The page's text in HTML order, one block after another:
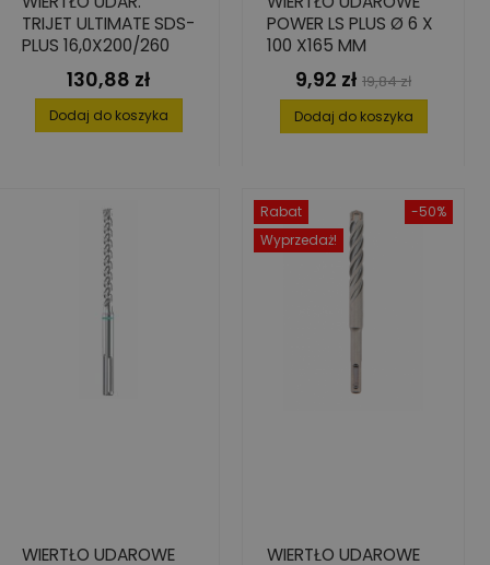
TRIJET ULTIMATE SDS-
PLUS 16,0X200/260
Cena
130,88 zł
Dodaj do koszyka
POWER LS PLUS Ø 6 X
100 X165 MM
Cena
9,92 zł Cena
podstawowa
19,84 zł
Dodaj do koszyka
WIERTŁO UDAROWE
-50%
Rabat
Wyprzedaż!
WIERTŁO UDAROWE